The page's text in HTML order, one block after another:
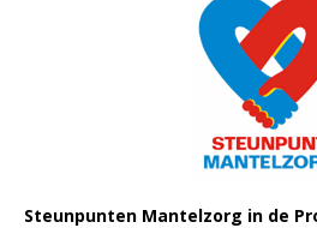
Steunpunten Mantelzorg in de